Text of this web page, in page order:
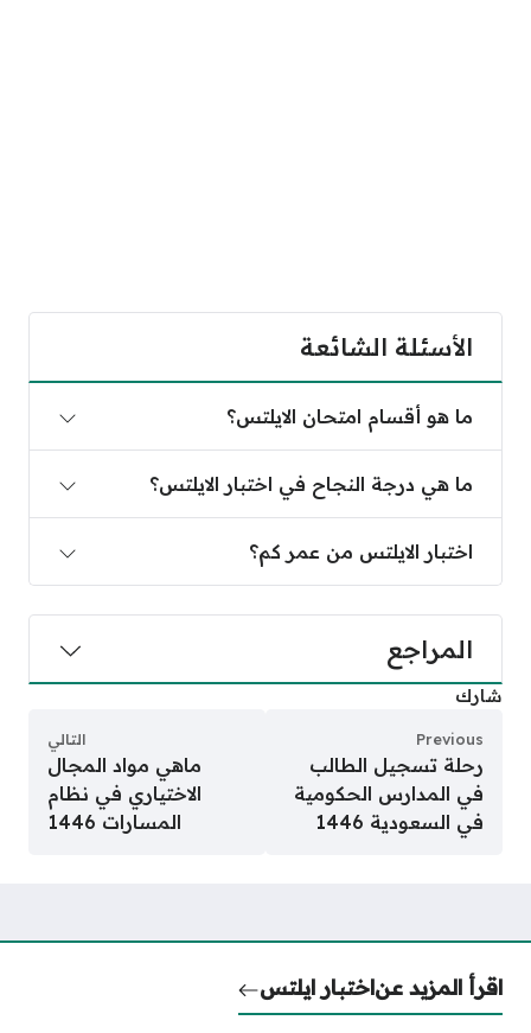
الأسئلة الشائعة
ما هو أقسام امتحان الايلتس؟
ما هي درجة النجاح في اختبار الايلتس؟
اختبار الايلتس من عمر كم؟
المراجع
شارك
Previous
رحلة تسجيل الطالب
في المدارس الحكومية
في السعودية 1446
التالي
ماهي مواد المجال
الاختياري في نظام
المسارات 1446
اقرأ المزيد عناختبار ايلتس